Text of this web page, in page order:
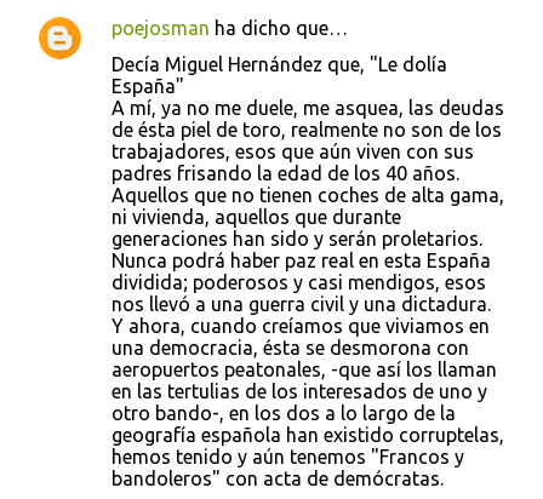
poejosman ha dicho que…
Decía Miguel Hernández que, "Le dolía
España"
A mí, ya no me duele, me asquea, las deudas
de ésta piel de toro, realmente no son de los
trabajadores, esos que aún viven con sus
padres frisando la edad de los 40 años.
Aquellos que no tienen coches de alta gama,
ni vivienda, aquellos que durante
generaciones han sido y serán proletarios.
Nunca podrá haber paz real en esta España
dividida; poderosos y casi mendigos, esos
nos llevó a una guerra civil y una dictadura.
Y ahora, cuando creíamos que viviamos en
una democracia, ésta se desmorona con
aeropuertos peatonales, -que así los llaman
en las tertulias de los interesados de uno y
otro bando-, en los dos a lo largo de la
geografía española han existido corruptelas,
hemos tenido y aún tenemos "Francos y
bandoleros" con acta de demócratas.